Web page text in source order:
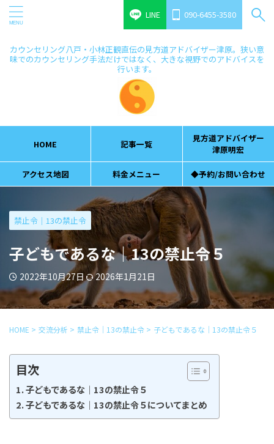
LINE 090-6455-3580
カウンセリング八戸・小林正観直伝の見方道アドバイザー津原。狭い意
味でのカウンセリング手法だけではなく、大きな視野でのアドバイスを
行います。
HOME 記事一覧
見方道アドバイザー
津原明宏
アクセス地図 料金メニュー ◆予約/お問い合わせ
禁止令｜13の禁止令
子どもであるな｜13の禁止令５
2022年10月27日 2026年1月21日
HOME > 交流分析 > 禁止令｜13の禁止令 > 子どもであるな｜13の禁止令５
目次
子どもであるな｜13の禁止令５
子どもであるな｜13の禁止令５についてまとめ